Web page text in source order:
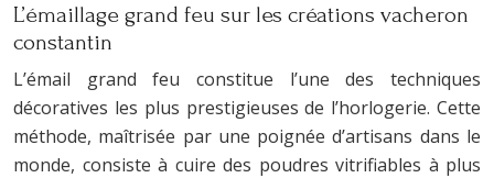
L’émaillage grand feu sur les créations vacheron
constantin
L’émail grand feu constitue l’une des techniques
décoratives les plus prestigieuses de l’horlogerie. Cette
méthode, maîtrisée par une poignée d’artisans dans le
monde, consiste à cuire des poudres vitrifiables à plus